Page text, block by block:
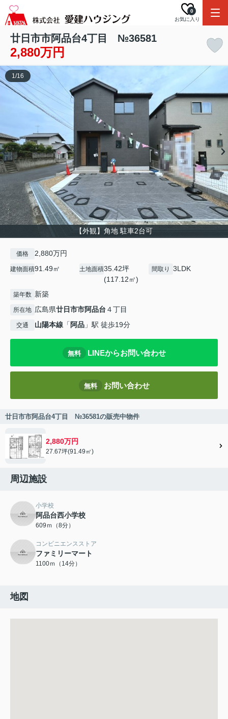
お気に入り
0
廿日市市阿品台4丁目 №36581
2,880万円
【外観】角地 駐車2台可
1/16
価格 2,880万円
建物面積91.49㎡ 土地面積35.42坪
(117.12㎡)
間取り 3LDK
築年数 新築
所在地 広島県廿日市市阿品台 ４丁目
交通 山陽本線 「 阿品 」駅 徒歩19分
無料 LINEからお問い合わせ
無料 お問い合わせ
廿日市市阿品台4丁目 №36581の販売中物件
2,880万円
27.67坪(91.49㎡)
周辺施設
小学校
阿品台西小学校
609ｍ（8分）
コンビニエンスストア
ファミリーマート
1100ｍ（14分）
地図